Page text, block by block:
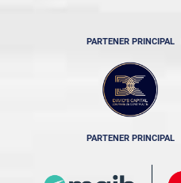
PARTENER PRINCIPAL
PARTENER PRINCIPAL